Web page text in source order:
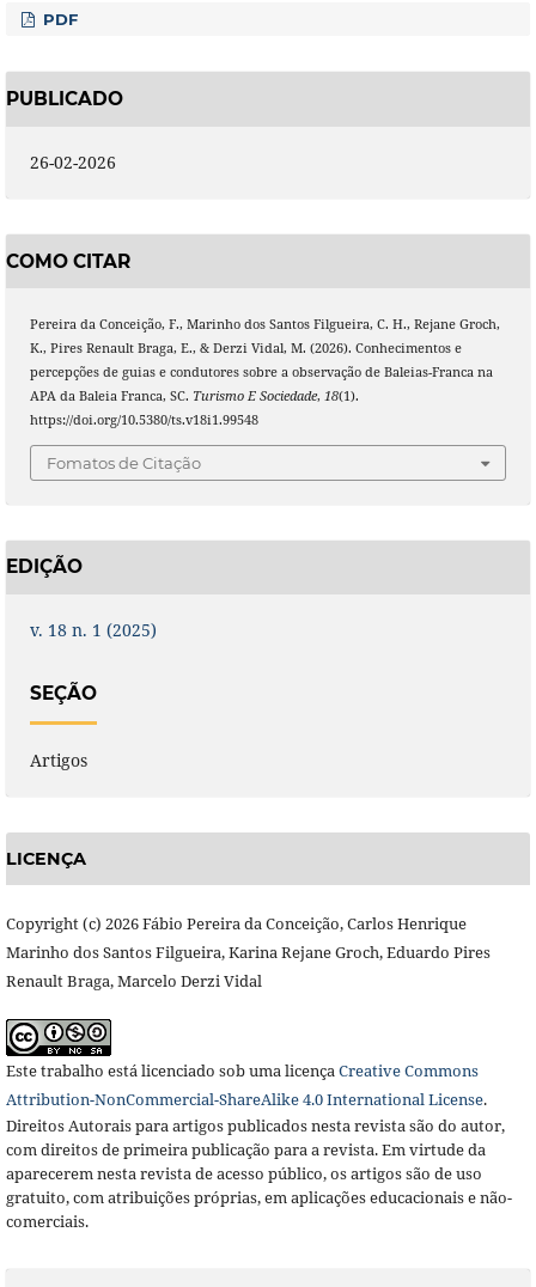
PDF
PUBLICADO
26-02-2026
COMO CITAR
Pereira da Conceição, F., Marinho dos Santos Filgueira, C. H., Rejane Groch,
K., Pires Renault Braga, E., & Derzi Vidal, M. (2026). Conhecimentos e
percepções de guias e condutores sobre a observação de Baleias-Franca na
APA da Baleia Franca, SC. Turismo E Sociedade, 18(1).
https://doi.org/10.5380/ts.v18i1.99548
Fomatos de Citação
EDIÇÃO
v. 18 n. 1 (2025)
SEÇÃO
Artigos
LICENÇA
Copyright (c) 2026 Fábio Pereira da Conceição, Carlos Henrique
Marinho dos Santos Filgueira, Karina Rejane Groch, Eduardo Pires
Renault Braga, Marcelo Derzi Vidal
Este trabalho está licenciado sob uma licençaCreative Commons
Attribution-NonCommercial-ShareAlike 4.0 International License.
Direitos Autorais para artigos publicados nesta revista são do autor,
com direitos de primeira publicação para a revista. Em virtude da
aparecerem nesta revista de acesso público, os artigos são de uso
gratuito, com atribuições próprias, em aplicações educacionais e não-
comerciais.